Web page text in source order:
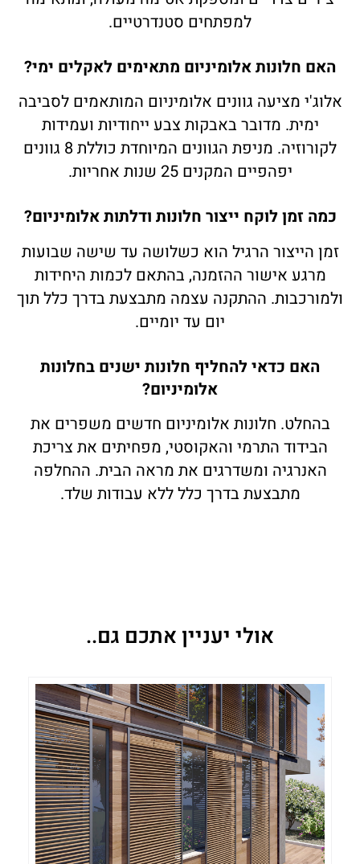
למפתחים סטנדרטיים.
האם חלונות אלומיניום מתאימים לאקלים ימי?
אלוג'י מציעה גוונים אלומיניום המותאמים לסביבה
ימית. מדובר באבקות צבע ייחודיות ועמידות
לקורוזיה. מניפת הגוונים המיוחדת כוללת 8 גוונים
יפהפיים המקנים 25 שנות אחריות.
כמה זמן לוקח ייצור חלונות ודלתות אלומיניום?
זמן הייצור הרגיל הוא כשלושה עד שישה שבועות
מרגע אישור ההזמנה, בהתאם לכמות היחידות
ולמורכבות. ההתקנה עצמה מתבצעת בדרך כלל תוך
יום עד יומיים.
האם כדאי להחליף חלונות ישנים בחלונות
אלומיניום?
בהחלט. חלונות אלומיניום חדשים משפרים את
הבידוד התרמי והאקוסטי, מפחיתים את צריכת
האנרגיה ומשדרגים את מראה הבית. ההחלפה
מתבצעת בדרך כלל ללא עבודות שלד.
אולי יעניין אתכם גם..